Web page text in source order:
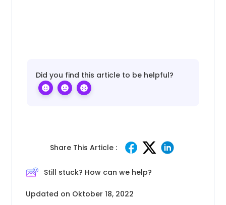
Did you find this article to be helpful?
Share This Article :
Still stuck? How can we help?
Updated on Oktober 18, 2022